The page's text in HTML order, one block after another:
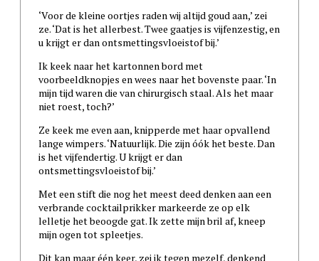
‘Voor de kleine oortjes raden wij altijd goud aan,’ zei
ze. ‘Dat is het allerbest. Twee gaatjes is vijfenzestig, en
u krijgt er dan ontsmettingsvloeistof bij.’
Ik keek naar het kartonnen bord met
voorbeeldknopjes en wees naar het bovenste paar. ‘In
mijn tijd waren die van chirurgisch staal. Als het maar
niet roest, toch?’
Ze keek me even aan, knipperde met haar opvallend
lange wimpers. ‘Natuurlijk. Die zijn óók het beste. Dan
is het vijfendertig. U krijgt er dan
ontsmettingsvloeistof bij.’
Met een stift die nog het meest deed denken aan een
verbrande cocktailprikker markeerde ze op elk
lelletje het beoogde gat. Ik zette mijn bril af, kneep
mijn ogen tot spleetjes.
Dit kan maar één keer, zei ik tegen mezelf, denkend